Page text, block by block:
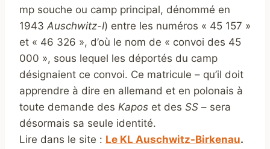
mp souche ou camp principal, dénommé en
1943 Auschwitz-I) entre les numéros « 45 157 »
et « 46 326 », d’où le nom de « convoi des 45
000 », sous lequel les déportés du camp
désignaient ce convoi. Ce matricule – qu’il doit
apprendre à dire en allemand et en polonais à
toute demande des Kapos et des SS – sera
désormais sa seule identité.
Lire dans le site : Le KL Auschwitz-Birkenau.